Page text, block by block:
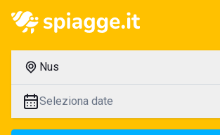
Nus
Seleziona date